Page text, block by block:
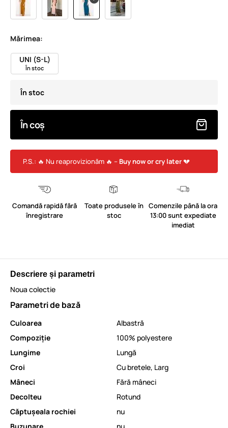
Mărimea:
UNI (S-L)
În stoc
În stoc
În coș
P.S.: 🔥 Nu reaprovizionăm 🔥 – Buy now or cry later💔
Comandă rapidă fără
înregistrare
Toate produsele în
stoc
Comenzile până la ora
13:00 sunt expediate
imediat
Descriere și parametri
Noua colectie
Parametri de bază
Culoarea
Albastră
Compoziție
100% polyestere
Lungime
Lungă
Croi
Cu bretele, Larg
Mâneci
Fără mâneci
Decolteu
Rotund
Căptușeala rochiei
nu